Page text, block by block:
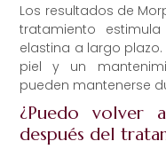
Los resultados de
tratamiento
elastina a largo
piel y un
pueden mantenerse
¿Puedo volver
después del